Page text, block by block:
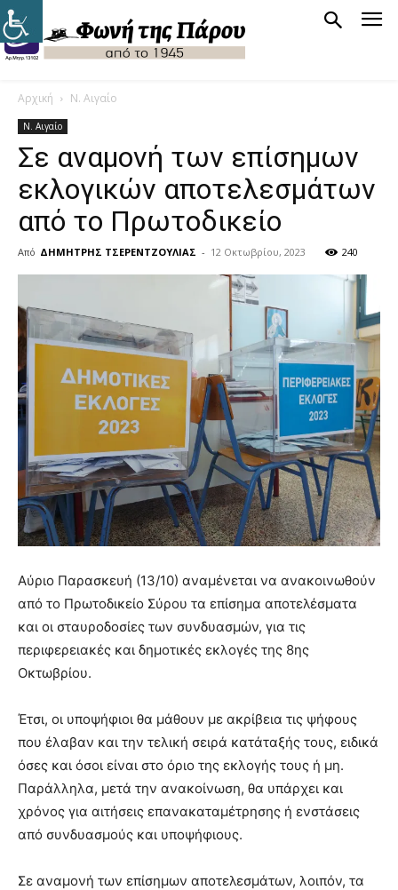
Αρχική Ν. Αιγαίο
Ν. Αιγαίο
Σε αναμονή των επίσημων
εκλογικών αποτελεσμάτων
από το Πρωτοδικείο
Από ΔΗΜΗΤΡΗΣ ΤΣΕΡΕΝΤΖΟΥΛΙΑΣ - 12 Οκτωβρίου, 2023 240
Αύριο Παρασκευή (13/10) αναμένεται να ανακοινωθούν
από το Πρωτοδικείο Σύρου τα επίσημα αποτελέσματα
και οι σταυροδοσίες των συνδυασμών, για τις
περιφερειακές και δημοτικές εκλογές της 8ης
Οκτωβρίου.
Έτσι, οι υποψήφιοι θα μάθουν με ακρίβεια τις ψήφους
που έλαβαν και την τελική σειρά κατάταξής τους, ειδικά
όσες και όσοι είναι στο όριο της εκλογής τους ή μη.
Παράλληλα, μετά την ανακοίνωση, θα υπάρχει και
χρόνος για αιτήσεις επανακαταμέτρησης ή ενστάσεις
από συνδυασμούς και υποψήφιους.
Σε αναμονή των επίσημων αποτελεσμάτων, λοιπόν, τα